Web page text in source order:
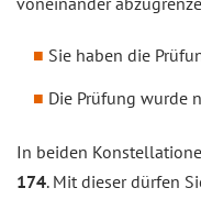
Sie haben die
Die Prüfung wurde
In beiden
174. Mit dieser dürfen